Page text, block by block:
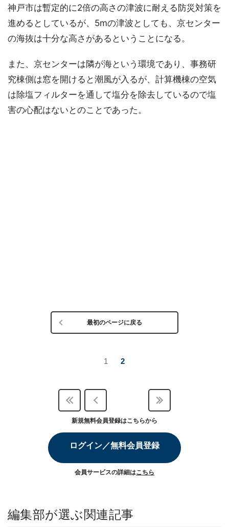
神戸市は暫定的に2倍の高さの津波に耐える防災対策を
進めるとしているが、5mの津波としても、京センター
の海抜は十分な高さがあるということになる。
また、京センターは隣が海という環境であり、事務研
究棟側は窓を開けると潮風が入るが、計算機棟の空気
は除塩フィルターを通して塩分を除去しているので塩
害の心配はないとのことであった。
最初のページに戻る
1 2
新規無料会員登録はこちらから
ログイン／無料会員登録
会員サービスの詳細はこちら
編集部が選ぶ関連記事